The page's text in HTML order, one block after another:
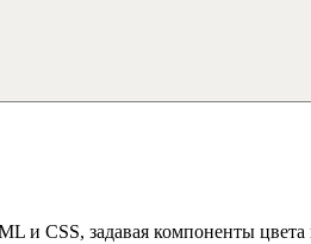
и CSS, задавая компоненты